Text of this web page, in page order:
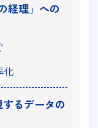
経理」への
化
るデータの